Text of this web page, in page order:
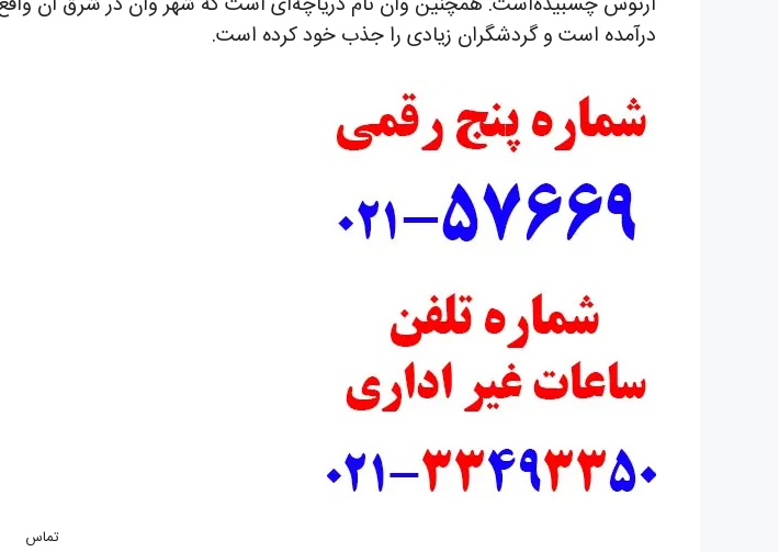
درآمده است و گردشگران زیادی را جذب خود کرده است.
تماس